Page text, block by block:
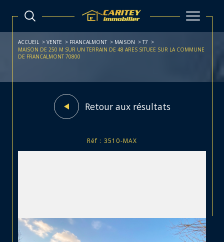
ACCUEIL VENTE FRANCALMONT MAISON
T7
MAISON DE 250 M SUR UN TERRAIN DE 48 ARES SITUEE SUR LA COMMUNE
DE FRANCALMONT 70800
Retour aux résultats
Réf : 3510-MAX